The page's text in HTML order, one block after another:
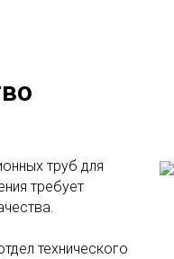
труб для
требует
технического